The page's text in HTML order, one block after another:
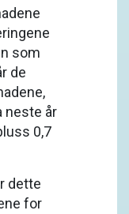
som
de
neste år
0,7
dette
for